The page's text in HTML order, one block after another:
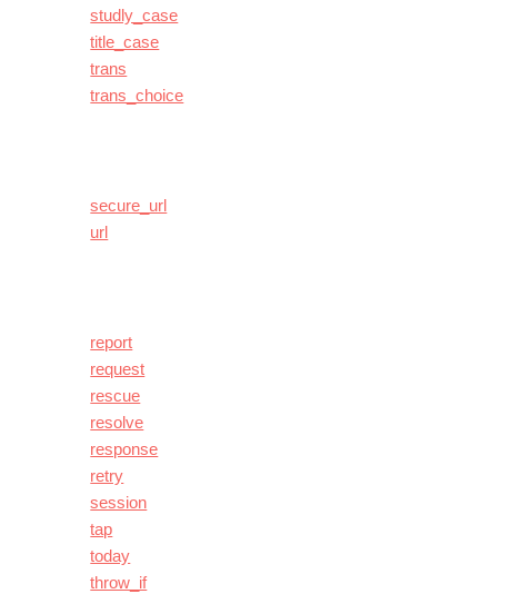
studly_case
title_case
trans
trans_choice
secure_url
url
report
request
rescue
resolve
response
retry
session
tap
today
throw_if